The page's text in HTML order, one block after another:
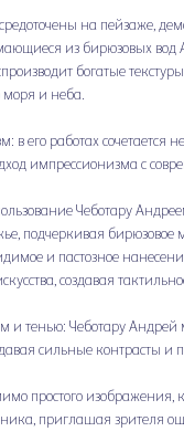
на пейзаже,
из бирюзовых
богатые
и неба.
его работах сочетается
импрессионизма с
Чеботару
подчеркивая бирюзовое
и пастозное
создавая
и тенью: Чеботару
сильные контрасты и
простого изображения,
приглашая зрителя